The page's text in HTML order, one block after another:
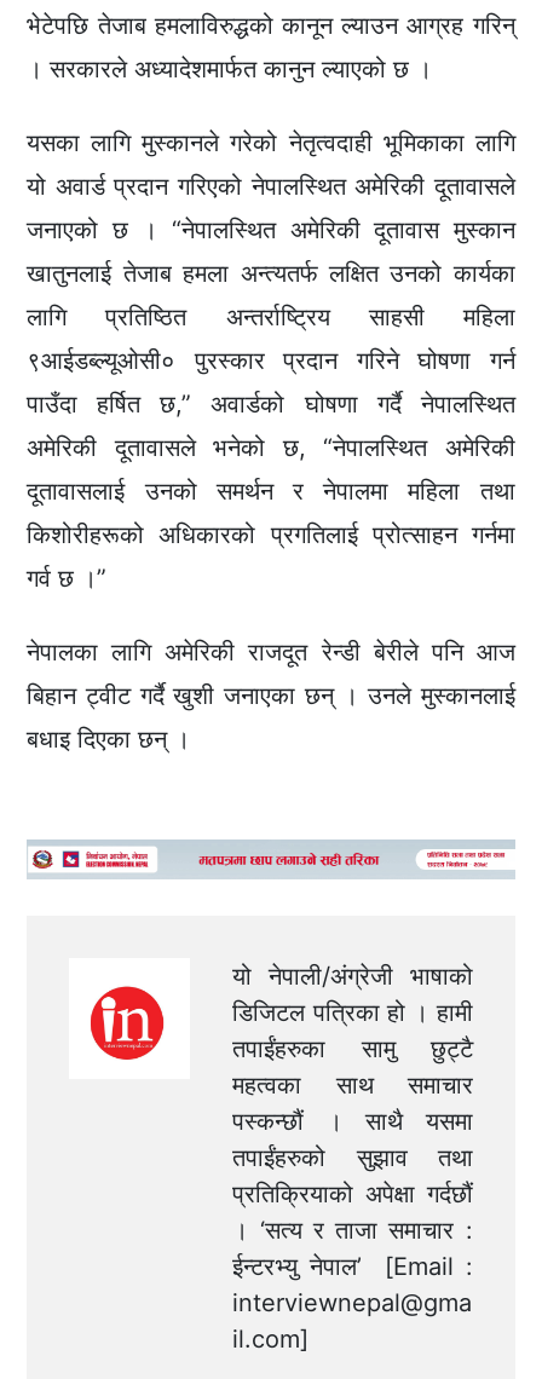
भेटेपछि तेजाब हमलाविरुद्धको कानून ल्याउन आग्रह गरिन्
। सरकारले अध्यादेशमार्फत कानुन ल्याएको छ ।
यसका लागि मुस्कानले गरेको नेतृत्वदाही भूमिकाका लागि
यो अवार्ड प्रदान गरिएको नेपालस्थित अमेरिकी दूतावासले
जनाएको छ । “नेपालस्थित अमेरिकी दूतावास मुस्कान
खातुनलाई तेजाब हमला अन्त्यतर्फ लक्षित उनको कार्यका
लागि प्रतिष्ठित अन्तर्राष्ट्रिय साहसी महिला
९आईडब्ल्यूओसी० पुरस्कार प्रदान गरिने घोषणा गर्न
पाउँदा हर्षित छ,” अवार्डको घोषणा गर्दै नेपालस्थित
अमेरिकी दूतावासले भनेको छ, “नेपालस्थित अमेरिकी
दूतावासलाई उनको समर्थन र नेपालमा महिला तथा
किशोरीहरूको अधिकारको प्रगतिलाई प्रोत्साहन गर्नमा
गर्व छ ।”
नेपालका लागि अमेरिकी राजदूत रेन्डी बेरीले पनि आज
बिहान ट्वीट गर्दै खुशी जनाएका छन् । उनले मुस्कानलाई
बधाइ दिएका छन् ।
यो नेपाली/अंग्रेजी भाषाको
डिजिटल पत्रिका हो । हामी
तपाईंहरुका सामु छुट्टै
महत्वका साथ समाचार
पस्कन्छौं । साथै यसमा
तपाईंहरुको सुझाव तथा
प्रतिक्रियाको अपेक्षा गर्दछौं
। ‘सत्य र ताजा समाचार :
ईन्टरभ्यु नेपाल’ [Email :
interviewnepal@gma
il.com]